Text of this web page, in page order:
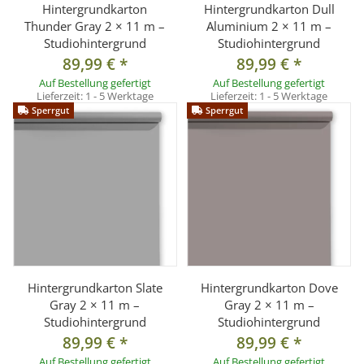
Hintergrundkarton
Thunder Gray 2 × 11 m –
Studiohintergrund
89,99 €*
Auf Bestellung gefertigt
Lieferzeit: 1 - 5 Werktage
Hintergrundkarton Dull
Aluminium 2 × 11 m –
Studiohintergrund
89,99 €*
Auf Bestellung gefertigt
Lieferzeit: 1 - 5 Werktage
Sperrgut
Hintergrundkarton Slate
Gray 2 × 11 m –
Studiohintergrund
89,99 €*
Sperrgut
Hintergrundkarton Dove
Gray 2 × 11 m –
Studiohintergrund
89,99 €*